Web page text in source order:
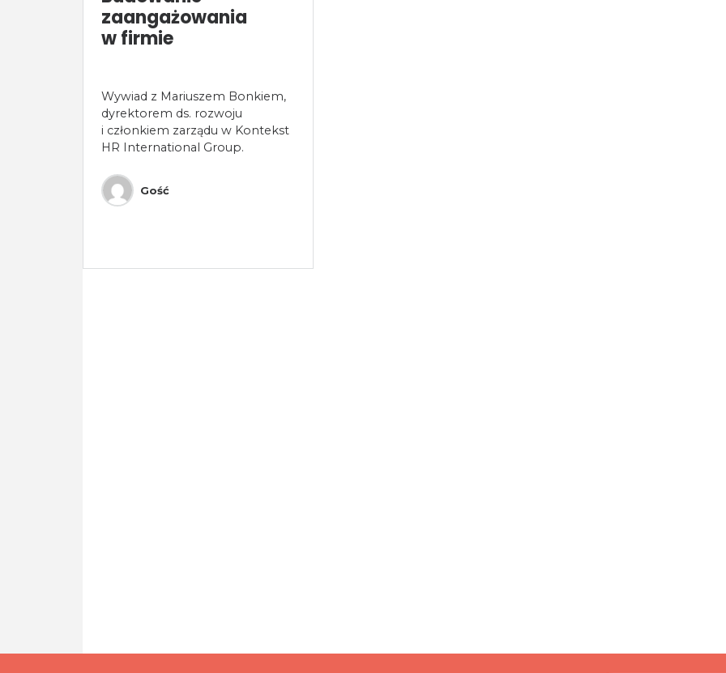
zaangażowania
w firmie
Wywiad z Mariuszem Bonkiem,
dyrektorem ds. rozwoju
i członkiem zarządu w Kontekst
HR International Group.
Gość